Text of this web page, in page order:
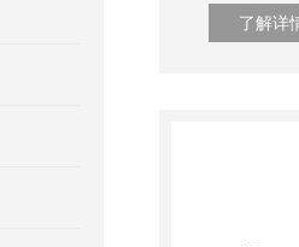
了解详